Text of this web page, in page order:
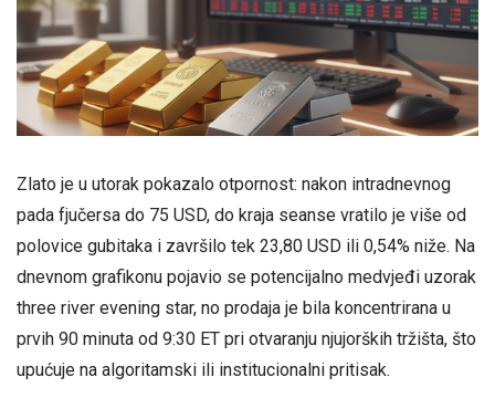
Zlato je u utorak pokazalo otpornost: nakon intradnevnog
pada fjučersa do 75 USD, do kraja seanse vratilo je više od
polovice gubitaka i završilo tek 23,80 USD ili 0,54% niže. Na
dnevnom grafikonu pojavio se potencijalno medvjeđi uzorak
three river evening star, no prodaja je bila koncentrirana u
prvih 90 minuta od 9:30 ET pri otvaranju njujorških tržišta, što
upućuje na algoritamski ili institucionalni pritisak.